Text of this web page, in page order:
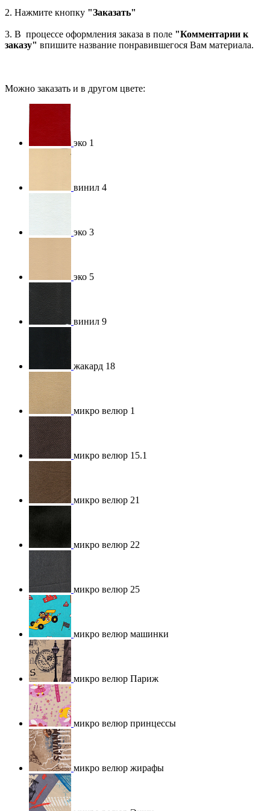
2. Нажмите кнопку "Заказать"
3. В процессе оформления заказа в поле "Комментарии к
заказу" впишите название понравившегося Вам материала.
Можно заказать и в другом цвете:
эко 1
винил 4
эко 3
эко 5
винил 9
жакард 18
микро велюр 1
микро велюр 15.1
микро велюр 21
микро велюр 22
микро велюр 25
микро велюр машинки
микро велюр Париж
микро велюр принцессы
микро велюр жирафы